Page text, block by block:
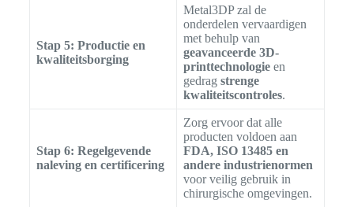
Stap 5: Productie en
kwaliteitsborging
Metal3DP zal de
onderdelen vervaardigen
met behulp van
geavanceerde 3D-
printtechnologieen
gedrag strenge
kwaliteitscontroles.
Stap 6: Regelgevende
naleving en certificering
Zorg ervoor dat alle
producten voldoen aan
FDA, ISO 13485 en
andere industrienormen
voor veilig gebruik in
chirurgische omgevingen.